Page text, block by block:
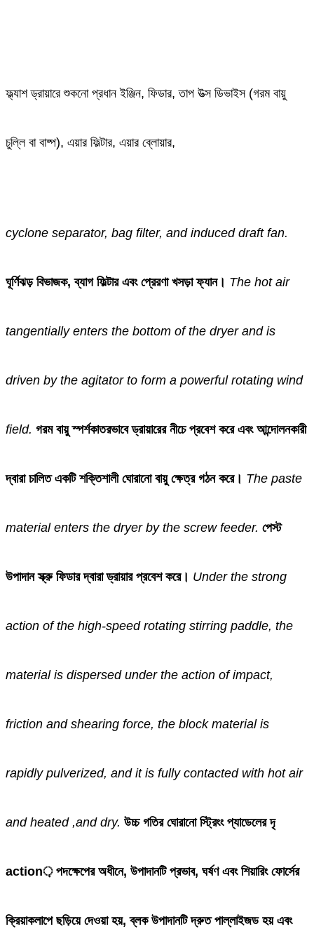
ফ্ল্যাশ ড্রায়ারে শুকনো প্রধান ইঞ্জিন, ফিডার, তাপ উত্স ডিভাইস (গরম বায়ু
চুল্লি বা বাষ্প), এয়ার ফিল্টার, এয়ার ব্লোয়ার,
cyclone separator, bag filter, and induced draft fan.
ঘূর্ণিঝড় বিভাজক, ব্যাগ ফিল্টার এবং প্রেরণা খসড়া ফ্যান। The hot air
tangentially enters the bottom of the dryer and is
driven by the agitator to form a powerful rotating wind
field. গরম বায়ু স্পর্শকাতরভাবে ড্রায়ারের নীচে প্রবেশ করে এবং আন্দোলনকারী
দ্বারা চালিত একটি শক্তিশালী ঘোরানো বায়ু ক্ষেত্র গঠন করে। The paste
material enters the dryer by the screw feeder. পেস্ট
উপাদান স্ক্রু ফিডার দ্বারা ড্রায়ার প্রবেশ করে। Under the strong
action of the high-speed rotating stirring paddle, the
material is dispersed under the action of impact,
friction and shearing force, the block material is
rapidly pulverized, and it is fully contacted with hot air
and heated ,and dry. উচ্চ গতির ঘোরানো স্ট্রিংং প্যাডেলের দৃ
action় পদক্ষেপের অধীনে, উপাদানটি প্রভাব, ঘর্ষণ এবং শিয়ারিং ফোর্সের
ক্রিয়াকলাপে ছড়িয়ে দেওয়া হয়, ব্লক উপাদানটি দ্রুত পাল্লাইজড হয় এবং